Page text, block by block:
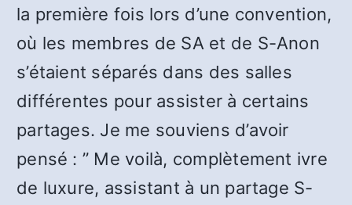
la première fois lors d’une convention,
où les membres de SA et de S-Anon
s’étaient séparés dans des salles
différentes pour assister à certains
partages. Je me souviens d’avoir
pensé : ” Me voilà, complètement ivre
de luxure, assistant à un partage S-